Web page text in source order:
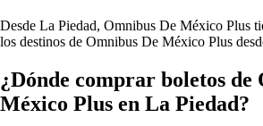
Desde La Piedad, Omnibus De México Plus
los destinos de Omnibus De México Plus
¿Dónde comprar boletos de
México Plus en La Piedad?